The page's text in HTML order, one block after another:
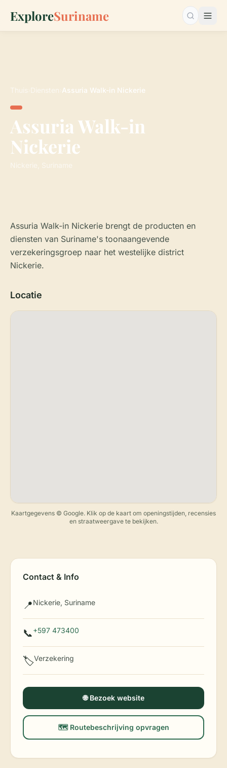
ExploreSuriname Zoeken…
Thuis Diensten Assuria Walk-in Nickerie
Assuria Walk-in
Nickerie
Nickerie, Suriname
Assuria Walk-in Nickerie brengt de producten en
diensten van Suriname's toonaangevende
verzekeringsgroep naar het westelijke district
Nickerie.
Locatie
Kaartgegevens © Google. Klik op de kaart om openingstijden, recensies
en straatweergave te bekijken.
Contact & Info
📍Nickerie, Suriname
📞+597 473400
🏷️Verzekering
🌐 Bezoek website
🗺️ Routebeschrijving opvragen